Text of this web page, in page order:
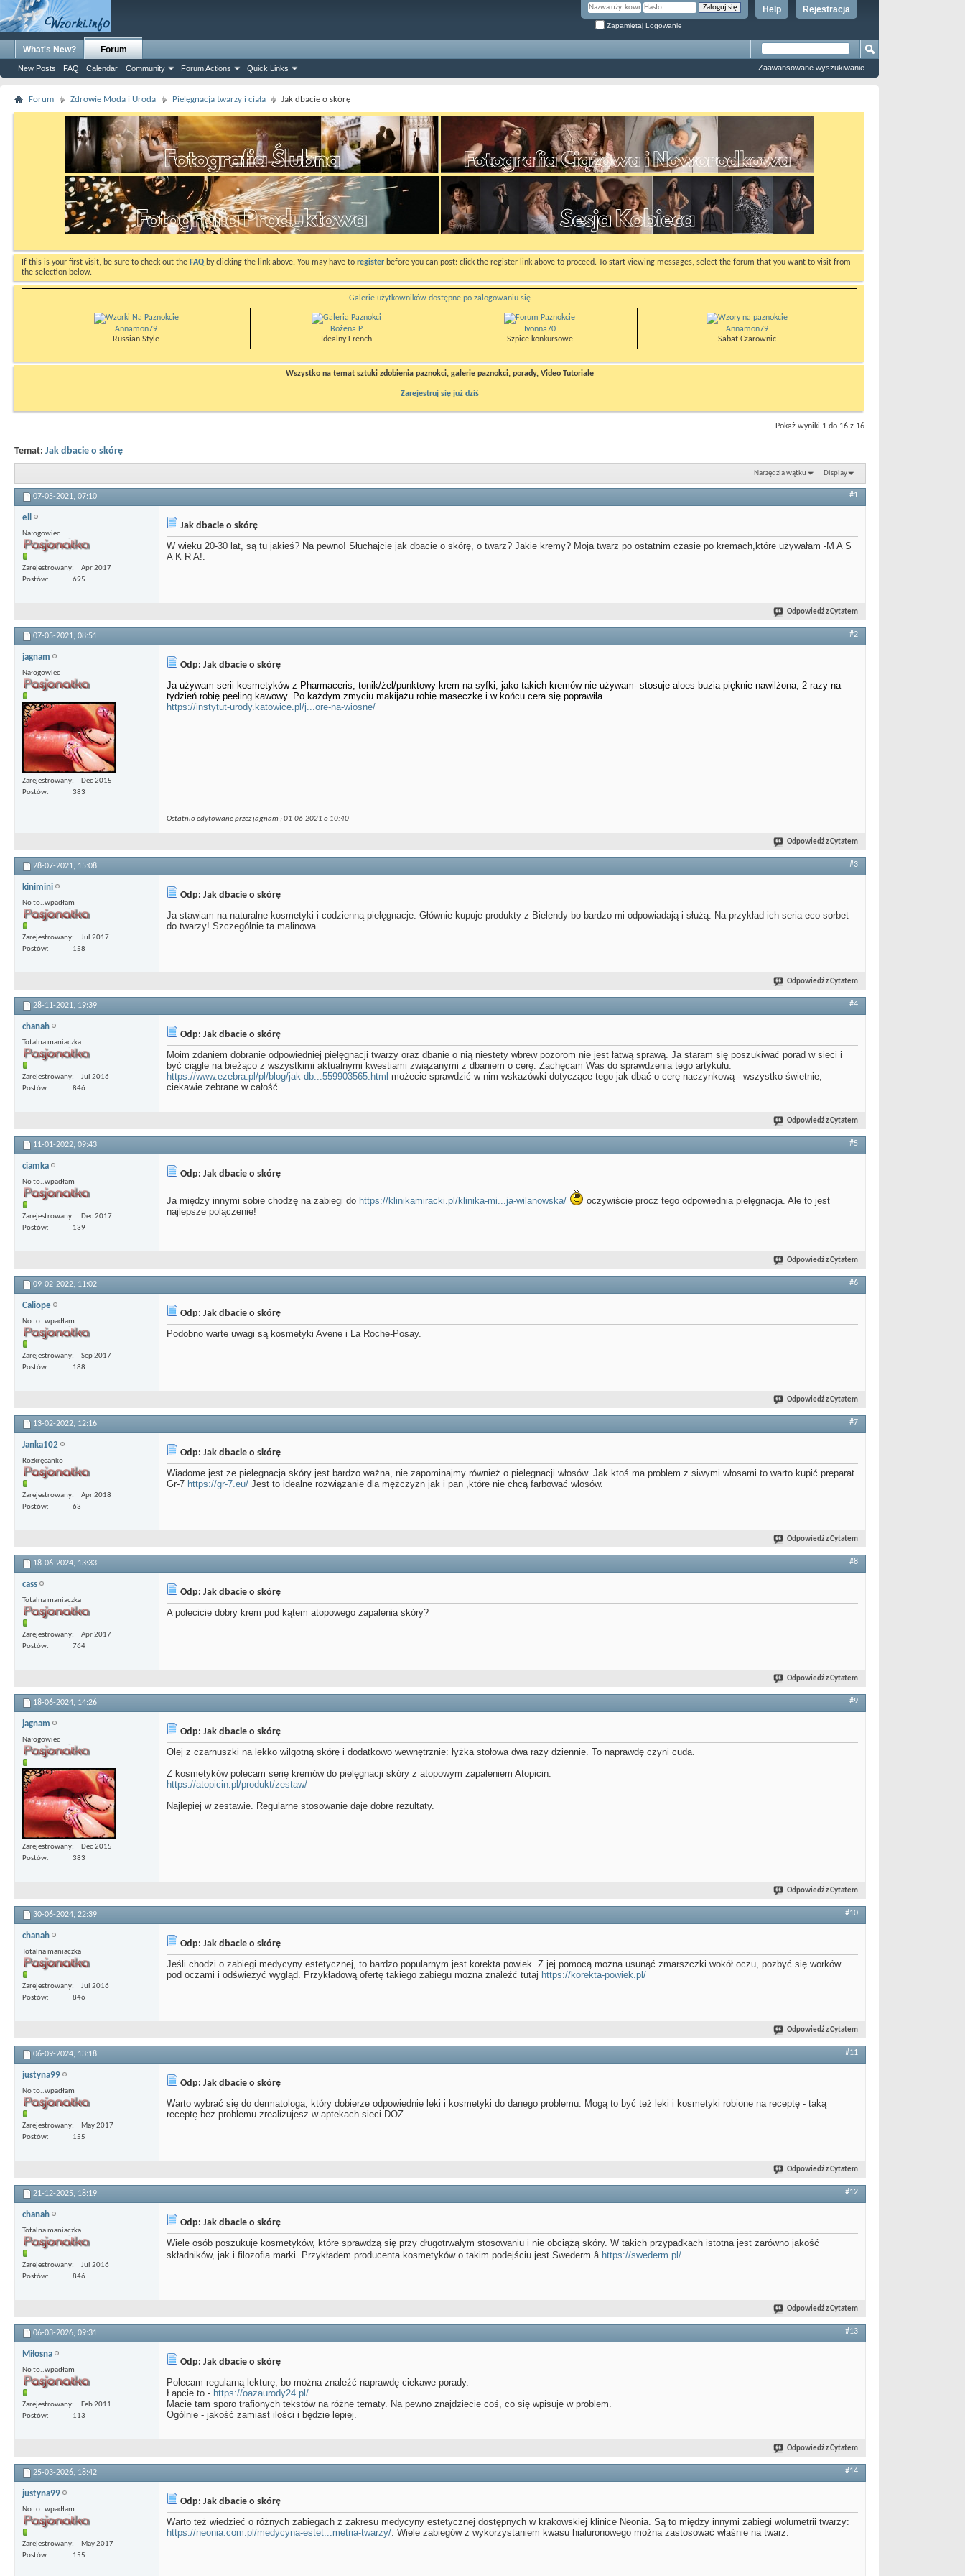
Rejestracja
Help
Zapamiętaj Logowanie
What's New? Forum
New Posts FAQ Calendar Community Forum Actions Quick Links Zaawansowane wyszukiwanie
Forum Zdrowie Moda i Uroda Pielęgnacja twarzy i ciała Jak dbacie o skórę
If this is your first visit, be sure to check out the FAQ by clicking the link above. You may have to register before you can post: click the register link above to proceed. To start viewing messages, select the forum that you want to visit from
the selection below.
Galerie użytkowników dostępne po zalogowaniu się
Annamon79
Russian Style
Bożena P
Idealny French
Ivonna70
Szpice konkursowe
Annamon79
Sabat Czarownic
Wszystko na temat sztuki zdobienia paznokci, galerie paznokci, porady, Video Tutoriale
Zarejestruj się już dziś
Pokaż wyniki 1 do 16 z 16
Temat: Jak dbacie o skórę
Narzędzia wątku Display
07-05-2021, 07:10 #1
ell
Nałogowiec
Zarejestrowany
Apr 2017
Postów
695
Jak dbacie o skórę
W wieku 20-30 lat, są tu jakieś? Na pewno! Słuchajcie jak dbacie o skórę, o twarz? Jakie kremy? Moja twarz po ostatnim czasie po kremach,które używałam -M A S
A K R A!.
Odpowiedź z Cytatem
07-05-2021, 08:51 #2
jagnam
Nałogowiec
Zarejestrowany
Dec 2015
Postów
383
Odp: Jak dbacie o skórę
Ja używam serii kosmetyków z Pharmaceris, tonik/żel/punktowy krem na syfki, jako takich kremów nie używam- stosuje aloes buzia pięknie nawilżona, 2 razy na
tydzień robię peeling kawowy. Po każdym zmyciu makijażu robię maseczkę i w końcu cera się poprawiła
https://instytut-urody.katowice.pl/j...ore-na-wiosne/
Ostatnio edytowane przez jagnam ; 01-06-2021 o 10:40
Odpowiedź z Cytatem
28-07-2021, 15:08 #3
kinimini
No to..wpadłam
Zarejestrowany
Jul 2017
Postów
158
Odp: Jak dbacie o skórę
Ja stawiam na naturalne kosmetyki i codzienną pielęgnacje. Głównie kupuje produkty z Bielendy bo bardzo mi odpowiadają i służą. Na przykład ich seria eco sorbet
do twarzy! Szczególnie ta malinowa
Odpowiedź z Cytatem
28-11-2021, 19:39 #4
chanah
Totalna maniaczka
Zarejestrowany
Jul 2016
Postów
846
Odp: Jak dbacie o skórę
Moim zdaniem dobranie odpowiedniej pielęgnacji twarzy oraz dbanie o nią niestety wbrew pozorom nie jest łatwą sprawą. Ja staram się poszukiwać porad w sieci i
być ciągle na bieżąco z wszystkimi aktualnymi kwestiami związanymi z dbaniem o cerę. Zachęcam Was do sprawdzenia tego artykułu:
https://www.ezebra.pl/pl/blog/jak-db...559903565.html możecie sprawdzić w nim wskazówki dotyczące tego jak dbać o cerę naczynkową - wszystko świetnie,
ciekawie zebrane w całość.
Odpowiedź z Cytatem
11-01-2022, 09:43 #5
ciamka
No to..wpadłam
Zarejestrowany
Dec 2017
Postów
139
Odp: Jak dbacie o skórę
Ja między innymi sobie chodzę na zabiegi do https://klinikamiracki.pl/klinika-mi...ja-wilanowska/
oczywiście procz tego odpowiednia pielęgnacja. Ale to jest
najlepsze polączenie!
Odpowiedź z Cytatem
09-02-2022, 11:02 #6
Caliope
No to..wpadłam
Zarejestrowany
Sep 2017
Postów
188
Odp: Jak dbacie o skórę
Podobno warte uwagi są kosmetyki Avene i La Roche-Posay.
Odpowiedź z Cytatem
13-02-2022, 12:16 #7
Janka102
Rozkręcanko
Zarejestrowany
Apr 2018
Postów
63
Odp: Jak dbacie o skórę
Wiadome jest ze pielęgnacja skóry jest bardzo ważna, nie zapominajmy również o pielęgnacji włosów. Jak ktoś ma problem z siwymi włosami to warto kupić preparat
Gr-7 https://gr-7.eu/ Jest to idealne rozwiązanie dla mężczyzn jak i pan ,które nie chcą farbować włosów.
Odpowiedź z Cytatem
18-06-2024, 13:33 #8
cass
Totalna maniaczka
Zarejestrowany
Apr 2017
Postów
764
Odp: Jak dbacie o skórę
A polecicie dobry krem pod kątem atopowego zapalenia skóry?
Odpowiedź z Cytatem
18-06-2024, 14:26 #9
jagnam
Nałogowiec
Zarejestrowany
Dec 2015
Postów
383
Odp: Jak dbacie o skórę
Olej z czarnuszki na lekko wilgotną skórę i dodatkowo wewnętrznie: łyżka stołowa dwa razy dziennie. To naprawdę czyni cuda.
Z kosmetyków polecam serię kremów do pielęgnacji skóry z atopowym zapaleniem Atopicin:
https://atopicin.pl/produkt/zestaw/
Najlepiej w zestawie. Regularne stosowanie daje dobre rezultaty.
Odpowiedź z Cytatem
30-06-2024, 22:39 #10
chanah
Totalna maniaczka
Zarejestrowany
Jul 2016
Postów
846
Odp: Jak dbacie o skórę
Jeśli chodzi o zabiegi medycyny estetycznej, to bardzo popularnym jest korekta powiek. Z jej pomocą można usunąć zmarszczki wokół oczu, pozbyć się worków
pod oczami i odświeżyć wygląd. Przykładową ofertę takiego zabiegu można znaleźć tutaj https://korekta-powiek.pl/
Odpowiedź z Cytatem
06-09-2024, 13:18 #11
justyna99
No to..wpadłam
Zarejestrowany
May 2017
Postów
155
Odp: Jak dbacie o skórę
Warto wybrać się do dermatologa, który dobierze odpowiednie leki i kosmetyki do danego problemu. Mogą to być też leki i kosmetyki robione na receptę - taką
receptę bez problemu zrealizujesz w aptekach sieci DOZ.
Odpowiedź z Cytatem
21-12-2025, 18:19 #12
chanah
Totalna maniaczka
Zarejestrowany
Jul 2016
Postów
846
Odp: Jak dbacie o skórę
Wiele osób poszukuje kosmetyków, które sprawdzą się przy długotrwałym stosowaniu i nie obciążą skóry. W takich przypadkach istotna jest zarówno jakość
składników, jak i filozofia marki. Przykładem producenta kosmetyków o takim podejściu jest Swederm â https://swederm.pl/
Odpowiedź z Cytatem
06-03-2026, 09:31 #13
Miłosna
No to..wpadłam
Zarejestrowany
Feb 2011
Postów
113
Odp: Jak dbacie o skórę
Polecam regularną lekturę, bo można znaleźć naprawdę ciekawe porady.
Łapcie to - https://oazaurody24.pl/
Macie tam sporo trafionych tekstów na różne tematy. Na pewno znajdziecie coś, co się wpisuje w problem.
Ogólnie - jakość zamiast ilości i będzie lepiej.
Odpowiedź z Cytatem
25-03-2026, 18:42 #14
justyna99
No to..wpadłam
Zarejestrowany
May 2017
Postów
155
Odp: Jak dbacie o skórę
Warto też wiedzieć o różnych zabiegach z zakresu medycyny estetycznej dostępnych w krakowskiej klinice Neonia. Są to między innymi zabiegi wolumetrii twarzy:
https://neonia.com.pl/medycyna-estet...metria-twarzy/. Wiele zabiegów z wykorzystaniem kwasu hialuronowego można zastosować właśnie na twarz.